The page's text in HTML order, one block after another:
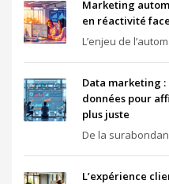
Marketing
en réactivité
L’enjeu de
Data marketing
données pour
plus juste
De la
L’expérience